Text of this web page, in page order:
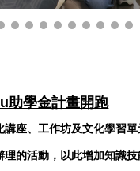
助學金計畫開跑
座、工作坊及文化學習
的活動，以此增加知識技